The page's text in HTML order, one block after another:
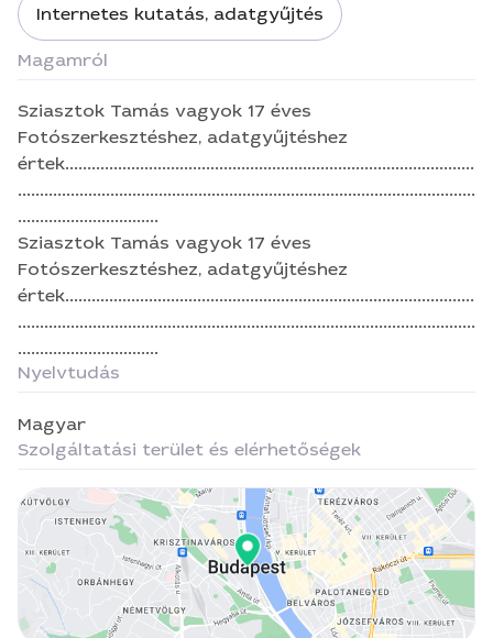
Internetes kutatás, adatgyűjtés
Magamról
Sziasztok Tamás vagyok 17 éves
Fotószerkesztéshez, adatgyűjtéshez
értek.............................................................................................
........................................................................................................
................................
Sziasztok Tamás vagyok 17 éves
Fotószerkesztéshez, adatgyűjtéshez
értek.............................................................................................
........................................................................................................
................................
Nyelvtudás
Magyar
Szolgáltatási terület és elérhetőségek